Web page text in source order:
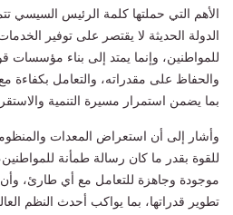
الأهم التي حملتها كلمة الرئيس السيسي
الدولة الحديثة لا يقتصر على توفير
للمواطنين، وإنما يمتد إلى بناء مؤسسات
والحفاظ على مقدراته، والتعامل بكفاءة مع
بما يضمن استمرار مسيرة التنمية
وأشار إلى أن استعراض المعدات
للقوة بقدر ما كان رسالة طمأنة
موجودة وجاهزة للتعامل مع أي طارئ، وأن
تطوير قدراتها، بما يواكب أحدث النظم